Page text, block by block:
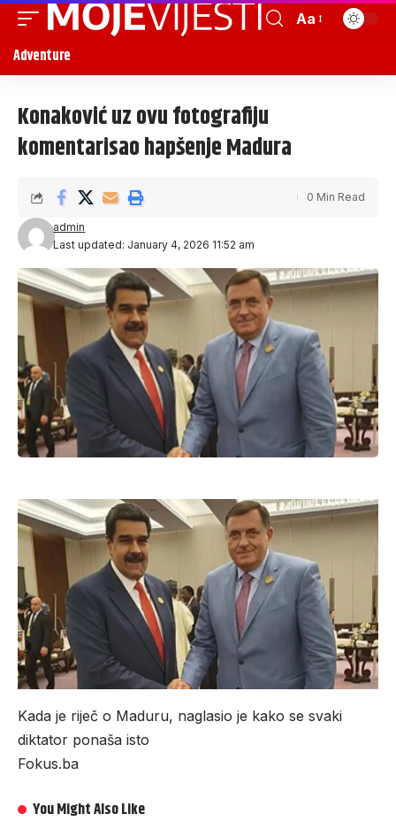
Aa
Adventure
Konaković uz ovu fotografiju
komentarisao hapšenje Madura
Last updated: January 4, 2026 11:52 am
admin
0 Min Read
Kada je riječ o Maduru, naglasio je kako se svaki
diktator ponaša isto
Fokus.ba
You Might Also Like